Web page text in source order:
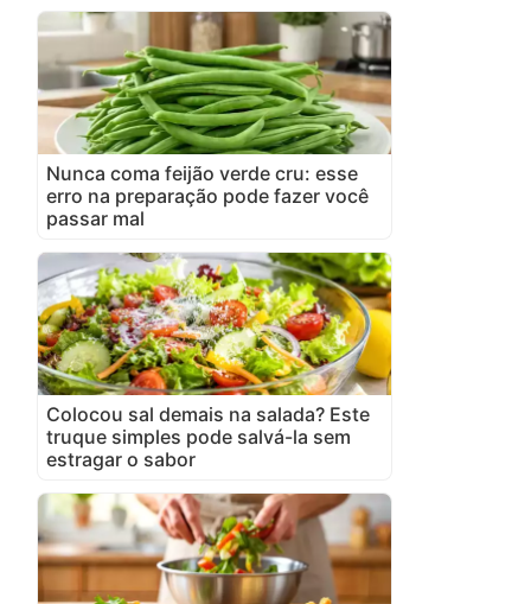
Nunca coma feijão verde cru: esse
erro na preparação pode fazer você
passar mal
Colocou sal demais na salada? Este
truque simples pode salvá-la sem
estragar o sabor